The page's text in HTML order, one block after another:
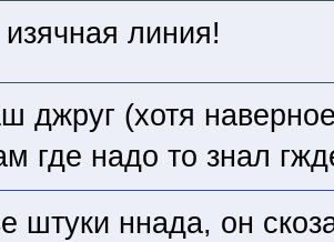
линия!
джруг (хотя
где надо то знал
штуки ннада, он